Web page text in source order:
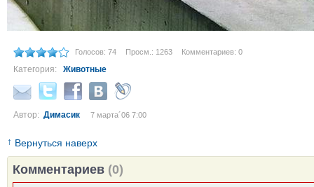
Голосов: 74 Просм.: 1263 Комментариев: 0
Категория: Животные
Автор: Димасик 7 марта´06 7:00
↑ Вернуться наверх
Комментариев (0)